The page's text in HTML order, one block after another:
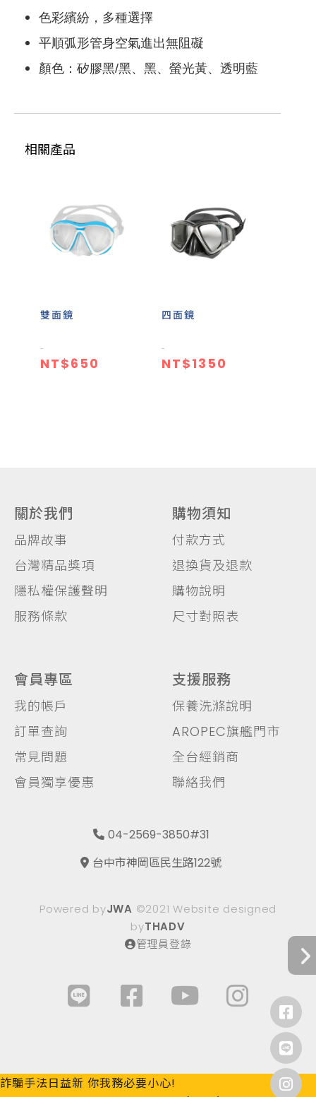
付款後台灣外島宅配 (限澎湖、金門、馬祖、
蘭嶼地區)取貨，每筆運費NT$100
滿NT$1000(含以上)免運費
筆運費NT$250
色彩繽紛，多種選擇
平順弧形管身空氣進出無阻礙
顏色：矽膠黑/黑、黑、螢光黃、透明藍
相關產品
雙面鏡
NT$650
四面鏡
NT$1350
關於我們
品牌故事
台灣精品獎項
隱私權保護聲明
服務條款
購物須知
付款方式
退換貨及退款
購物說明
尺寸對照表
會員專區
我的帳戶
訂單查詢
常見問題
會員獨享優惠
支援服務
保養洗滌說明
AROPEC旗艦門市
全台經銷商
聯絡我們
04-2569-3850#31
台中市神岡區民生路122號
Powered byJWA ©2021 Website designed
byTHADV
管理員登錄
詐騙手法日益新 你我務必要小心!